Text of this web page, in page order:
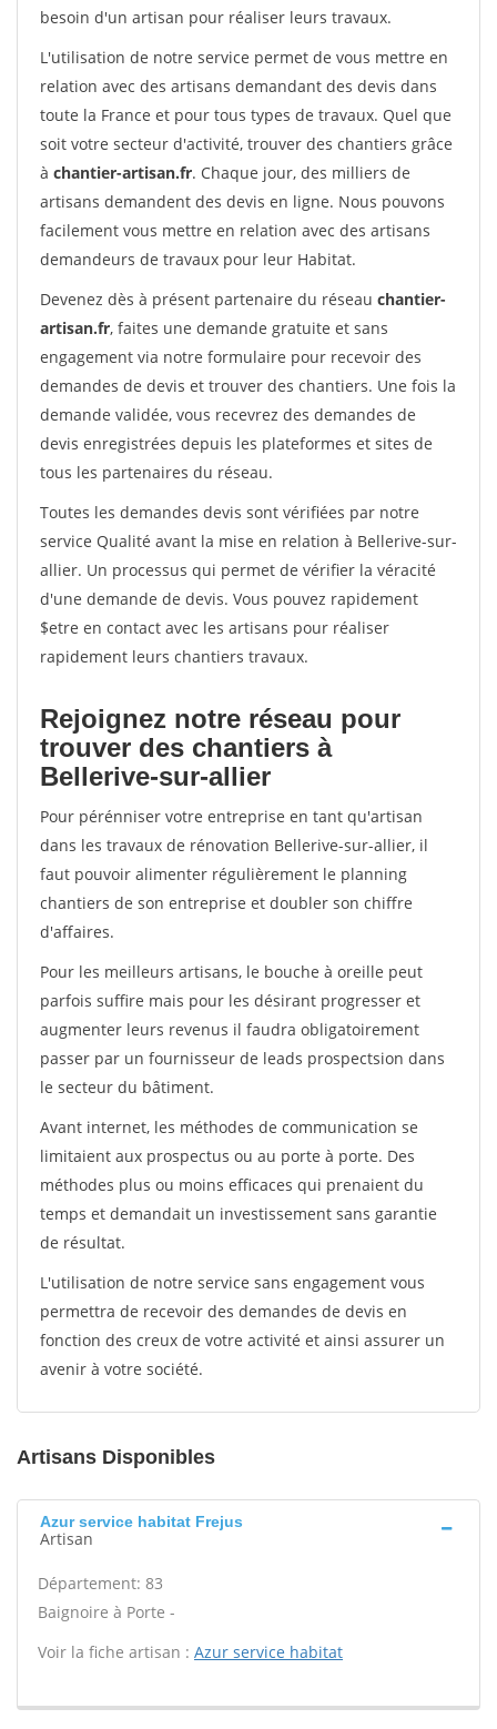
besoin d'un artisan pour réaliser leurs travaux.
L'utilisation de notre service permet de vous mettre en
relation avec des artisans demandant des devis dans
toute la France et pour tous types de travaux. Quel que
soit votre secteur d'activité, trouver des chantiers grâce
à chantier-artisan.fr. Chaque jour, des milliers de
artisans demandent des devis en ligne. Nous pouvons
facilement vous mettre en relation avec des artisans
demandeurs de travaux pour leur Habitat.
Devenez dès à présent partenaire du réseau chantier-
artisan.fr, faites une demande gratuite et sans
engagement via notre formulaire pour recevoir des
demandes de devis et trouver des chantiers. Une fois la
demande validée, vous recevrez des demandes de
devis enregistrées depuis les plateformes et sites de
tous les partenaires du réseau.
Toutes les demandes devis sont vérifiées par notre
service Qualité avant la mise en relation à Bellerive-sur-
allier. Un processus qui permet de vérifier la véracité
d'une demande de devis. Vous pouvez rapidement
$etre en contact avec les artisans pour réaliser
rapidement leurs chantiers travaux.
Rejoignez notre réseau pour
trouver des chantiers à
Bellerive-sur-allier
Pour pérénniser votre entreprise en tant qu'artisan
dans les travaux de rénovation Bellerive-sur-allier, il
faut pouvoir alimenter régulièrement le planning
chantiers de son entreprise et doubler son chiffre
d'affaires.
Pour les meilleurs artisans, le bouche à oreille peut
parfois suffire mais pour les désirant progresser et
augmenter leurs revenus il faudra obligatoirement
passer par un fournisseur de leads prospectsion dans
le secteur du bâtiment.
Avant internet, les méthodes de communication se
limitaient aux prospectus ou au porte à porte. Des
méthodes plus ou moins efficaces qui prenaient du
temps et demandait un investissement sans garantie
de résultat.
L'utilisation de notre service sans engagement vous
permettra de recevoir des demandes de devis en
fonction des creux de votre activité et ainsi assurer un
avenir à votre société.
Artisans Disponibles
Azur service habitat Frejus
Artisan
Département: 83
Baignoire à Porte -
Voir la fiche artisan : Azur service habitat